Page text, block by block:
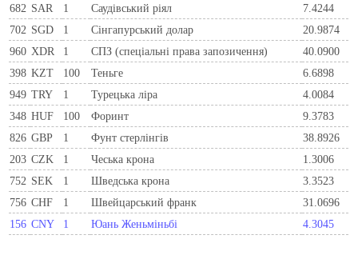
682 SAR 1 Саудівський ріял
7.4244
702 SGD 1 Сінгапурський долар
20.9874
960 XDR 1 СПЗ (спеціальні права запозичення)
40.0900
398 KZT 100 Теньге
6.6898
949 TRY 1 Турецька ліра
4.0084
348 HUF 100 Форинт
9.3783
826 GBP 1 Фунт стерлінгів
38.8926
203 CZK 1 Чеська крона
1.3006
752 SEK 1 Шведська крона
3.3523
756 CHF 1 Швейцарський франк
31.0696
156 CNY 1 Юань Женьміньбі 4.3045